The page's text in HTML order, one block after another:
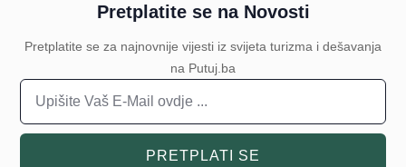
Pretplatite se na Novosti
Pretplatite se za najnovnije vijesti iz svijeta turizma i dešavanja
na Putuj.ba
PRETPLATI SE